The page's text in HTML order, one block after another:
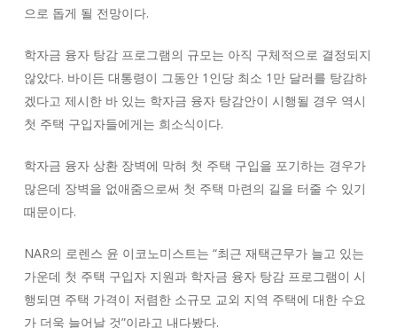
으로 돕게 될 전망이다.
학자금 융자 탕감 프로그램의 규모는 아직 구체적으로 결정되지
않았다. 바이든 대통령이 그동안 1인당 최소 1만 달러를 탕감하
겠다고 제시한 바 있는 학자금 융자 탕감안이 시행될 경우 역시
첫 주택 구입자들에게는 희소식이다.
학자금 융자 상환 장벽에 막혀 첫 주택 구입을 포기하는 경우가
많은데 장벽을 없애줌으로써 첫 주택 마련의 길을 터줄 수 있기
때문이다.
NAR의 로렌스 윤 이코노미스트는 “최근 재택근무가 늘고 있는
가운데 첫 주택 구입자 지원과 학자금 융자 탕감 프로그램이 시
행되면 주택 가격이 저렴한 소규모 교외 지역 주택에 대한 수요
가 더욱 늘어날 것”이라고 내다봤다.